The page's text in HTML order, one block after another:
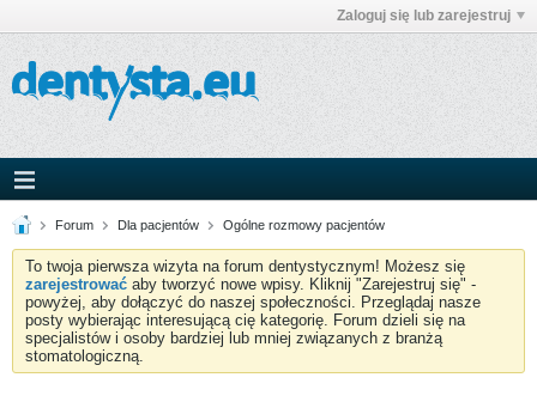
Zaloguj się lub zarejestruj
Forum Dla pacjentów Ogólne rozmowy pacjentów
To twoja pierwsza wizyta na forum dentystycznym! Możesz się
zarejestrować aby tworzyć nowe wpisy. Kliknij "Zarejestruj się" -
powyżej, aby dołączyć do naszej społeczności. Przeglądaj nasze
posty wybierając interesującą cię kategorię. Forum dzieli się na
specjalistów i osoby bardziej lub mniej związanych z branżą
stomatologiczną.